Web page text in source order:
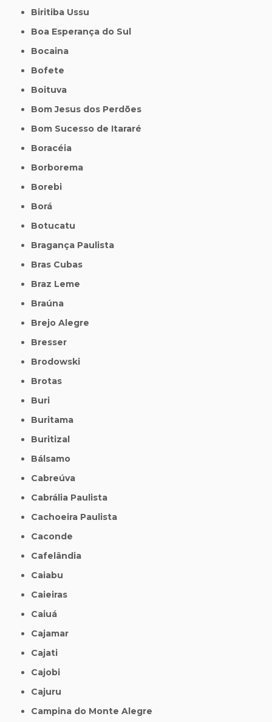
Biritiba Ussu
Boa Esperança do Sul
Bocaina
Bofete
Boituva
Bom Jesus dos Perdões
Bom Sucesso de Itararé
Boracéia
Borborema
Borebi
Borá
Botucatu
Bragança Paulista
Bras Cubas
Braz Leme
Braúna
Brejo Alegre
Bresser
Brodowski
Brotas
Buri
Buritama
Buritizal
Bálsamo
Cabreúva
Cabrália Paulista
Cachoeira Paulista
Caconde
Cafelândia
Caiabu
Caieiras
Caiuá
Cajamar
Cajati
Cajobi
Cajuru
Campina do Monte Alegre